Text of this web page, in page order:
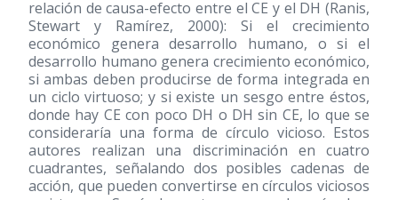
relación de causa-efecto entre el CE y el DH (Ranis,
Stewart y Ramírez, 2000): Si el crecimiento
económico genera desarrollo humano, o si el
desarrollo humano genera crecimiento económico,
si ambas deben producirse de forma integrada en
un ciclo virtuoso; y si existe un sesgo entre éstos,
donde hay CE con poco DH o DH sin CE, lo que se
consideraría una forma de círculo vicioso. Estos
autores realizan una discriminación en cuatro
cuadrantes, señalando dos posibles cadenas de
acción, que pueden convertirse en círculos viciosos